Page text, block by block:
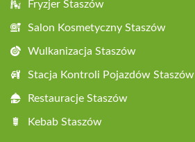
Fryzjer Staszów
Salon Kosmetyczny Staszów
Wulkanizacja Staszów
Stacja Kontroli Pojazdów Staszów
Restauracje Staszów
Kebab Staszów